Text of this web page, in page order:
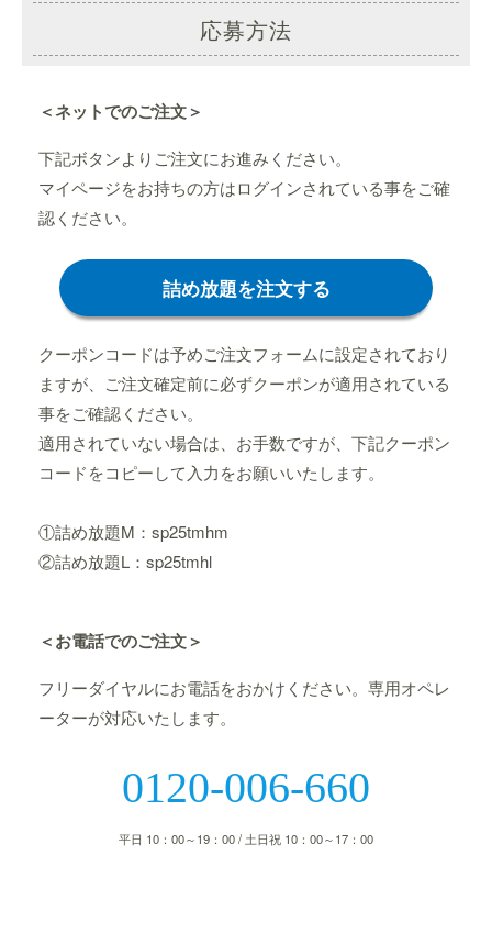
応募方法
＜ネットでのご注文＞
下記ボタンよりご注文にお進みください。
マイページをお持ちの方はログインされている事をご確
認ください。
詰め放題を注文する
クーポンコードは予めご注文フォームに設定されており
ますが、ご注文確定前に必ずクーポンが適用されている
事をご確認ください。
適用されていない場合は、お手数ですが、下記クーポン
コードをコピーして入力をお願いいたします。
①詰め放題M：sp25tmhm
②詰め放題L：sp25tmhl
＜お電話でのご注文＞
フリーダイヤルにお電話をおかけください。専用オペレ
ーターが対応いたします。
0120-006-660
平日 10：00～19：00 / 土日祝 10：00～17：00